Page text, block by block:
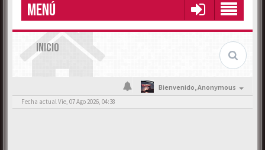
MENÚ
INICIO
Bienvenido,Anonymous
Fecha actual Vie, 07 Ago 2026, 04:38